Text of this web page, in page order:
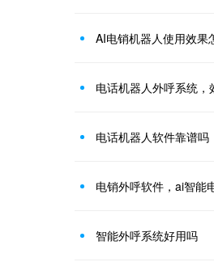
AI电销机器人使用效果
电话机器人外呼系统，
电话机器人软件靠谱吗
电销外呼软件，ai智能
智能外呼系统好用吗